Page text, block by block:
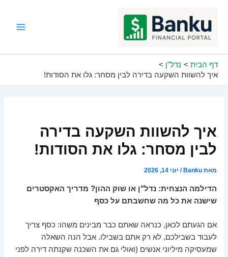
דף הבית
נדל"ן
איך להשוות השקעה בדירה לבין מסחר: גלו את הסודות!
איך להשוות השקעה בדירה
לבין מסחר: גלו את הסודות!
מאתBanku
/ יוני 14, 2026
הדילמה הנצחית: נדל"ן או שוק ההון? מדריך האקסטרים
שישנה את כל מה שחשבתם על כסף
אם הגעתם לכאן, כנראה שאתם כבר מבינים משהו: כסף צריך
לעבוד בשבילכם, לא רק אתם בשבילו. אבל הנה השאלה
שמעסיקה מיליוני אנשים (ואולי גם את השכנה שקנתה דירה לפני